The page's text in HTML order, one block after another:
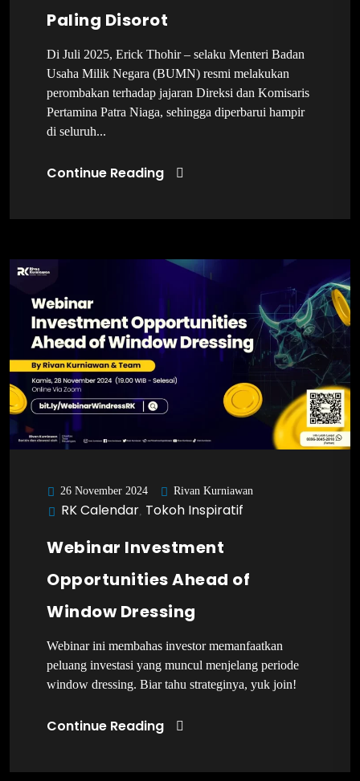
Paling Disorot
Di Juli 2025, Erick Thohir – selaku Menteri Badan
Usaha Milik Negara (BUMN) resmi melakukan
perombakan terhadap jajaran Direksi dan Komisaris
Pertamina Patra Niaga, sehingga diperbarui hampir
di seluruh...
Continue Reading
26 November 2024 Rivan Kurniawan
RK Calendar, Tokoh Inspiratif
Webinar Investment
Opportunities Ahead of
Window Dressing
Webinar ini membahas investor memanfaatkan
peluang investasi yang muncul menjelang periode
window dressing. Biar tahu strateginya, yuk join!
Continue Reading